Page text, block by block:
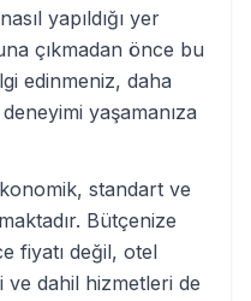
yapıldığı yer
çıkmadan önce bu
edinmeniz, daha
yaşamanıza
standart ve
Bütçenize
fiyatı değil, otel
ve dahil hizmetleri de